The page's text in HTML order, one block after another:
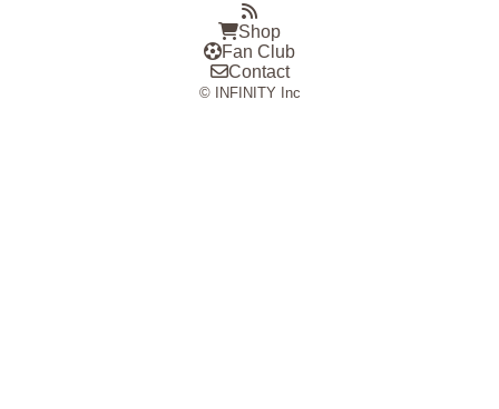
Shop
Fan Club
Contact
© INFINITY Inc